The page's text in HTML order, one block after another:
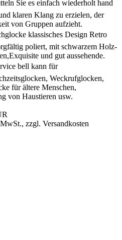
Sie es einfach wiederholt hand
klaren Klang zu erzielen, der
von Gruppen aufzieht.
klassisches Design Retro
poliert, mit schwarzem Holz-
und gut aussehende.
bell kann für
Weckrufglocken,
für ältere Menschen,
von Haustieren usw.
zzgl. Versandkosten